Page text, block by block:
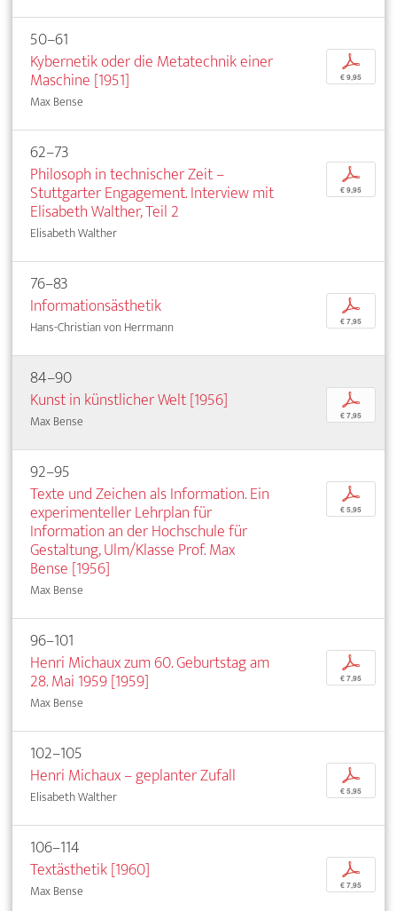
50–61
Kybernetik oder die Metatechnik einer
Maschine [1951]
Max Bense
p
€ 9,95
62–73
Philosoph in technischer Zeit –
Stuttgarter Engagement. Interview mit
Elisabeth Walther, Teil 2
Elisabeth Walther
p
€ 9,95
76–83
Informationsästhetik
Hans-Christian von Herrmann
p
€ 7,95
84–90
Kunst in künstlicher Welt [1956]
Max Bense
p
€ 7,95
92–95
Texte und Zeichen als Information. Ein
experimenteller Lehrplan für
Information an der Hochschule für
Gestaltung, Ulm/Klasse Prof. Max
Bense [1956]
Max Bense
p
€ 5,95
96–101
Henri Michaux zum 60. Geburtstag am
28. Mai 1959 [1959]
Max Bense
p
€ 7,95
102–105
Henri Michaux – geplanter Zufall
Elisabeth Walther
p
€ 5,95
106–114
Textästhetik [1960]
Max Bense
p
€ 7,95